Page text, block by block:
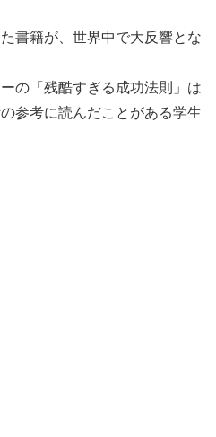
書籍が、世界中で大反響とな
の「残酷すぎる成功法則」は
参考に読んだことがある学生